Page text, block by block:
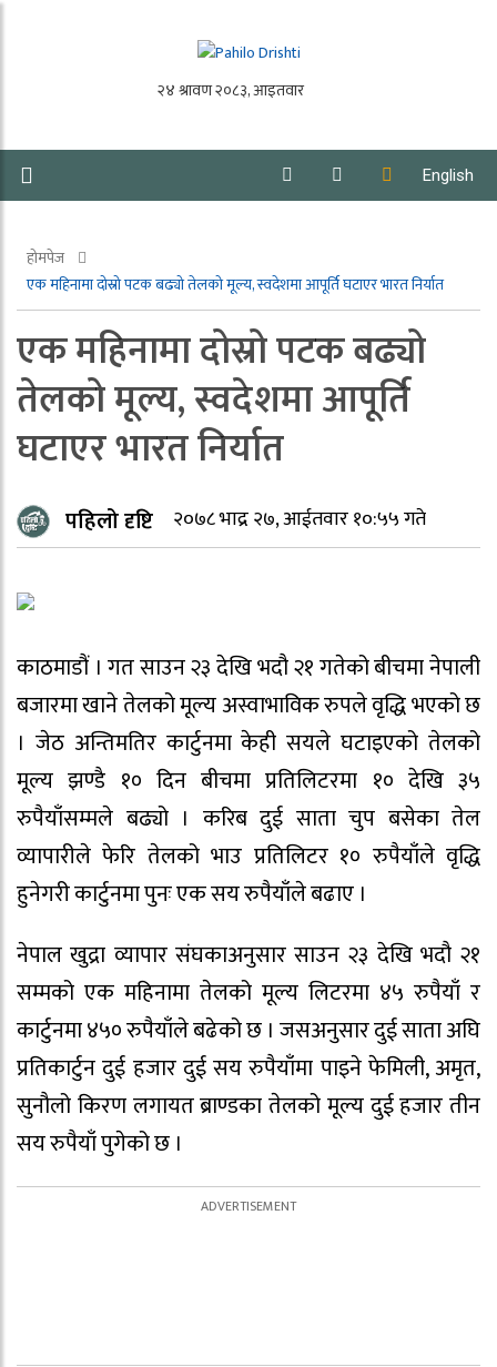
English
होमपेज
एक महिनामा दोस्रो पटक बढ्यो तेलको मूल्य, स्वदेशमा आपूर्ति घटाएर भारत निर्यात
एक महिनामा दोस्रो पटक बढ्यो
तेलको मूल्य, स्वदेशमा आपूर्ति
घटाएर भारत निर्यात
पहिलो दृष्टि २०७८ भाद्र २७, आईतवार १०:५५ गते
काठमाडौं । गत साउन २३ देखि भदौ २१ गतेको बीचमा नेपाली
बजारमा खाने तेलको मूल्य अस्वाभाविक रुपले वृद्धि भएको छ
। जेठ अन्तिमतिर कार्टुनमा केही सयले घटाइएको तेलको
मूल्य झण्डै १० दिन बीचमा प्रतिलिटरमा १० देखि ३५
रुपैयाँसम्मले बढ्यो । करिब दुई साता चुप बसेका तेल
व्यापारीले फेरि तेलको भाउ प्रतिलिटर १० रुपैयाँले वृद्धि
हुनेगरी कार्टुनमा पुनः एक सय रुपैयाँले बढाए ।
नेपाल खुद्रा व्यापार संघकाअनुसार साउन २३ देखि भदौ २१
सम्मको एक महिनामा तेलको मूल्य लिटरमा ४५ रुपैयाँ र
कार्टुनमा ४५० रुपैयाँले बढेको छ । जसअनुसार दुई साता अघि
प्रतिकार्टुन दुई हजार दुई सय रुपैयाँमा पाइने फेमिली, अमृत,
सुनौलो किरण लगायत ब्राण्डका तेलको मूल्य दुई हजार तीन
सय रुपैयाँ पुगेको छ ।